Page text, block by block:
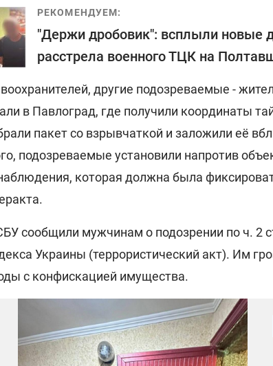
РЕКОМЕНДУЕМ:
"Держи дробовик": всплыли новые
расстрела военного ТЦК на
другие подозреваемые -
в Павлоград, где получили координаты
пакет со взрывчаткой и заложили её
подозреваемые установили напротив
которая должна была
сообщили мужчинам о подозрении по ч. 2
Украины (террористический акт). Им
с конфискацией имущества.